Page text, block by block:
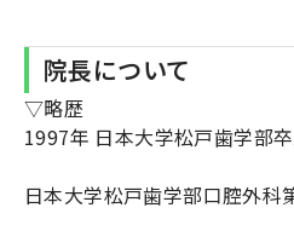
院長について
▽略歴
1997年 日本大学松戸歯学部
日本大学松戸歯学部口腔外科